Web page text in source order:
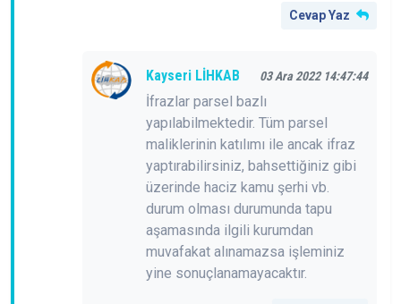
Cevap Yaz
Kayseri LİHKAB 03 Ara 2022 14:47:44
İfrazlar parsel bazlı
yapılabilmektedir. Tüm parsel
maliklerinin katılımı ile ancak ifraz
yaptırabilirsiniz, bahsettiğiniz gibi
üzerinde haciz kamu şerhi vb.
durum olması durumunda tapu
aşamasında ilgili kurumdan
muvafakat alınamazsa işleminiz
yine sonuçlanamayacaktır.